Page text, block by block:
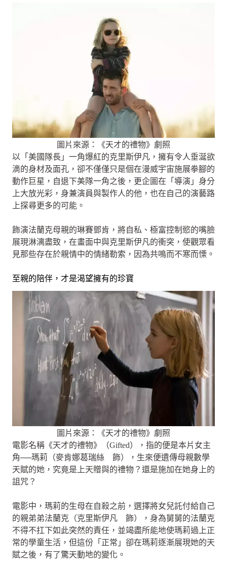
圖片來源：《天才的禮物》劇照
以「美國隊長」一角爆紅的克里斯伊凡，擁有令人垂涎欲
滴的身材及面孔，卻不僅僅只是個在漫威宇宙施展拳腳的
動作巨星，自退下美隊一角之後，更企圖在「導演」身分
上大放光彩，身兼演員與製作人的他，也在自己的演藝路
上探尋更多的可能。
飾演法蘭克母親的琳賽鄧肯，將自私、極富控制慾的嘴臉
展現淋漓盡致，在畫面中與克里斯伊凡的衝突，使觀眾看
見那些存在於親情中的情緒勒索，因為共鳴而不寒而慄。
至親的陪伴，才是渴望擁有的珍寶
圖片來源：《天才的禮物》劇照
電影名稱《天才的禮物》（Gifted），指的便是本片女主
角──瑪莉（麥肯娜葛瑞絲 飾），生來便遺傳母親數學
天賦的她，究竟是上天贈與的禮物？還是施加在她身上的
詛咒？
電影中，瑪莉的生母在自殺之前，選擇將女兒託付給自己
的親弟弟法蘭克（克里斯伊凡 飾），身為舅舅的法蘭克
不得不扛下如此突然的責任，並竭盡所能地使瑪莉過上正
常的學童生活，但這份「正常」卻在瑪莉逐漸展現她的天
賦之後，有了驚天動地的變化。